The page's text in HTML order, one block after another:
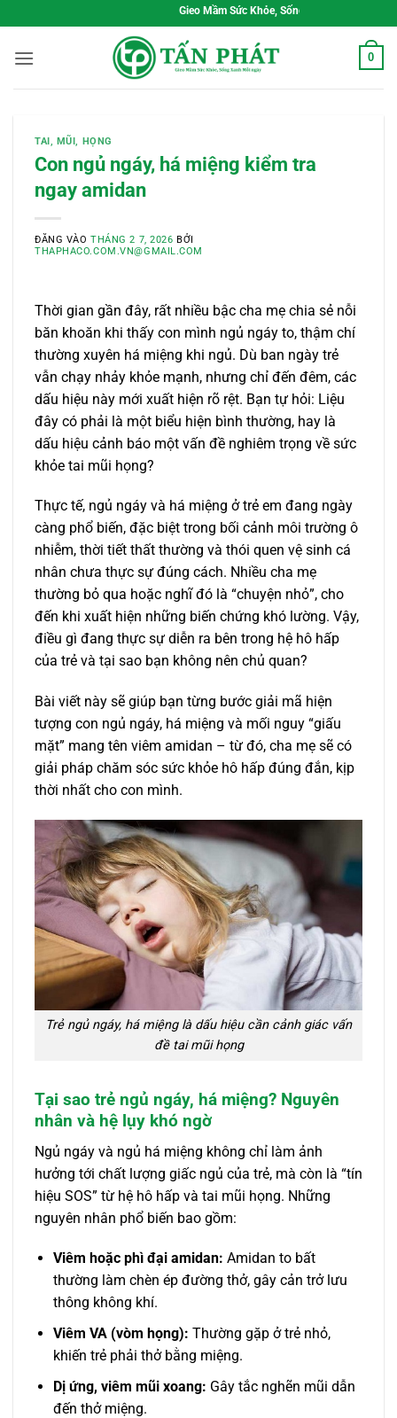
qua
nội
Gieo Mầm Sức Khỏe, Sống Xanh Mỗi Ngày
0
TAI, MŨI, HỌNG
Con ngủ ngáy, há miệng kiểm tra
ngay amidan
ĐĂNG VÀOTHÁNG 2 7, 2026 BỞI
THAPHACO.COM.VN@GMAIL.COM
Thời gian gần đây, rất nhiều bậc cha mẹ chia sẻ nỗi
băn khoăn khi thấy con mình ngủ ngáy to, thậm chí
thường xuyên há miệng khi ngủ. Dù ban ngày trẻ
vẫn chạy nhảy khỏe mạnh, nhưng chỉ đến đêm, các
dấu hiệu này mới xuất hiện rõ rệt. Bạn tự hỏi: Liệu
đây có phải là một biểu hiện bình thường, hay là
dấu hiệu cảnh báo một vấn đề nghiêm trọng về sức
khỏe tai mũi họng?
Thực tế, ngủ ngáy và há miệng ở trẻ em đang ngày
càng phổ biến, đặc biệt trong bối cảnh môi trường ô
nhiễm, thời tiết thất thường và thói quen vệ sinh cá
nhân chưa thực sự đúng cách. Nhiều cha mẹ
thường bỏ qua hoặc nghĩ đó là “chuyện nhỏ”, cho
đến khi xuất hiện những biến chứng khó lường. Vậy,
điều gì đang thực sự diễn ra bên trong hệ hô hấp
của trẻ và tại sao bạn không nên chủ quan?
Bài viết này sẽ giúp bạn từng bước giải mã hiện
tượng con ngủ ngáy, há miệng và mối nguy “giấu
mặt” mang tên viêm amidan – từ đó, cha mẹ sẽ có
giải pháp chăm sóc sức khỏe hô hấp đúng đắn, kịp
thời nhất cho con mình.
Trẻ ngủ ngáy, há miệng là dấu hiệu cần cảnh giác vấn
đề tai mũi họng
Tại sao trẻ ngủ ngáy, há miệng? Nguyên
nhân và hệ lụy khó ngờ
Ngủ ngáy và ngủ há miệng không chỉ làm ảnh
hưởng tới chất lượng giấc ngủ của trẻ, mà còn là “tín
hiệu SOS” từ hệ hô hấp và tai mũi họng. Những
nguyên nhân phổ biến bao gồm:
Viêm hoặc phì đại amidan: Amidan to bất
thường làm chèn ép đường thở, gây cản trở lưu
thông không khí.
Viêm VA (vòm họng): Thường gặp ở trẻ nhỏ,
khiến trẻ phải thở bằng miệng.
Dị ứng, viêm mũi xoang: Gây tắc nghẽn mũi dẫn
đến thở miệng.